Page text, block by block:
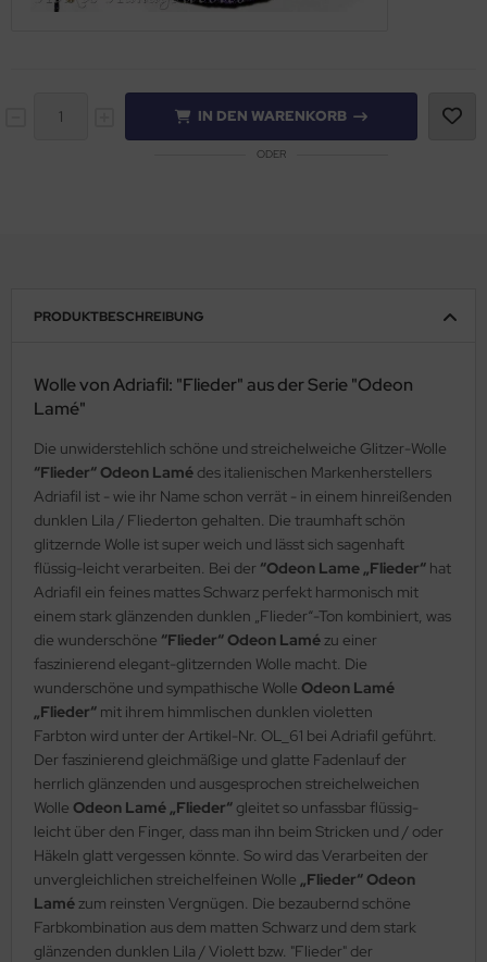
IN DEN WARENKORB
ODER
PRODUKTBESCHREIBUNG
Wolle von Adriafil: "Flieder" aus der Serie "Odeon
Lamé"
Die unwiderstehlich schöne und streichelweiche Glitzer-Wolle
“Flieder“ Odeon Lamé des italienischen Markenherstellers
Adriafil ist - wie ihr Name schon verrät - in einem hinreißenden
dunklen Lila / Fliederton gehalten. Die traumhaft schön
glitzernde Wolle ist super weich und lässt sich sagenhaft
flüssig-leicht verarbeiten. Bei der “Odeon Lame „Flieder“ hat
Adriafil ein feines mattes Schwarz perfekt harmonisch mit
einem stark glänzenden dunklen „Flieder“-Ton kombiniert, was
die wunderschöne “Flieder“ Odeon Lamézu einer
faszinierend elegant-glitzernden Wolle macht. Die
wunderschöne und sympathische Wolle Odeon Lamé
„Flieder“ mit ihrem himmlischen dunklen violetten
Farbton wird unter der Artikel-Nr. OL_61 bei Adriafil geführt.
Der faszinierend gleichmäßige und glatte Fadenlauf der
herrlich glänzenden und ausgesprochen streichelweichen
Wolle Odeon Lamé „Flieder“ gleitet so unfassbar flüssig-
leicht über den Finger, dass man ihn beim Stricken und / oder
Häkeln glatt vergessen könnte. So wird das Verarbeiten der
unvergleichlichen streichelfeinen Wolle „Flieder“ Odeon
Lamézum reinsten Vergnügen. Die bezaubernd schöne
Farbkombination aus dem matten Schwarz und dem stark
glänzenden dunklen Lila / Violett bzw. "Flieder" der